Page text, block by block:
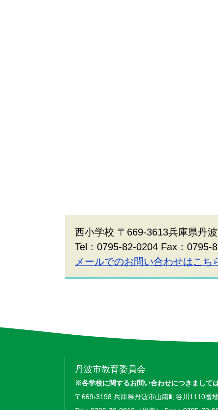
西小学校 〒669-3613兵庫県丹
Tel：0795-82-0204 Fax：0795-
メールでのお問い合わせはこち
丹波市教育委員会
※各学校に関するお問い合わせにつきましては
〒669-3198 兵庫県丹波市山南町谷川1110番